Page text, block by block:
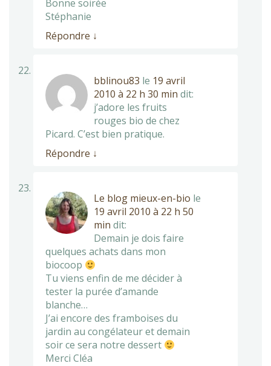
Bonne soirée
Stéphanie
Répondre ↓
bblinou83 le 19 avril
2010 à 22 h 30 min dit:
j’adore les fruits
rouges bio de chez
Picard. C’est bien pratique.
Répondre ↓
Le blog mieux-en-bio le
19 avril 2010 à 22 h 50
min dit:
Demain je dois faire
quelques achats dans mon
biocoop
Tu viens enfin de me décider à
tester la purée d’amande
blanche…
J’ai encore des framboises du
jardin au congélateur et demain
soir ce sera notre dessert
Merci Cléa